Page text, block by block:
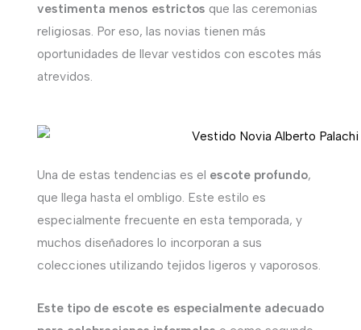
vestimenta menos estrictos que las ceremonias
religiosas. Por eso, las novias tienen más
oportunidades de llevar vestidos con escotes más
atrevidos.
Una de estas tendencias es el escote profundo,
que llega hasta el ombligo. Este estilo es
especialmente frecuente en esta temporada, y
muchos diseñadores lo incorporan a sus
colecciones utilizando tejidos ligeros y vaporosos.
Este tipo de escote es especialmente adecuado